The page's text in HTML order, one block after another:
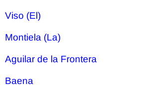
Viso (El)
Montiela (La)
Aguilar de la Frontera
Baena